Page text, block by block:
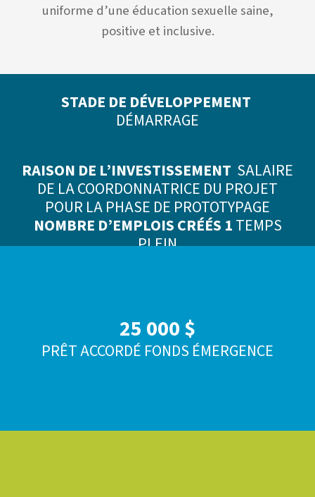
uniforme d’une éducation sexuelle saine,
positive et inclusive.
STADE DE DÉVELOPPEMENT
DÉMARRAGE
RAISON DE L’INVESTISSEMENT SALAIRE
DE LA COORDONNATRICE DU PROJET
POUR LA PHASE DE PROTOTYPAGE
NOMBRE D’EMPLOIS CRÉÉS 1TEMPS
PLEIN
25 000 $
PRÊT ACCORDÉ FONDS ÉMERGENCE